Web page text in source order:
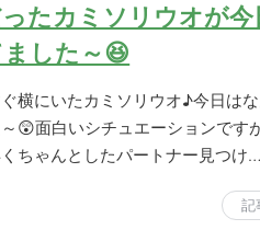
たカミソリウオが今
した～😆
横にいたカミソリウオ♪今日は
😲面白いシチュエーションです
ちゃんとしたパートナー見つけ…
記